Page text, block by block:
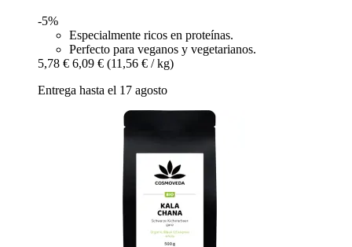
-5%
Especialmente ricos en proteínas.
Perfecto para veganos y vegetarianos.
5,78 € 6,09 € (11,56 € / kg)
Entrega hasta el 17 agosto